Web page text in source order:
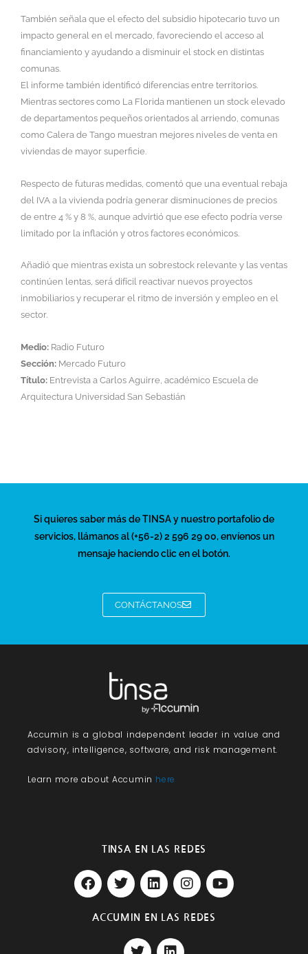
También señala que el efecto del subsidio hipotecario tuvo un
impacto general en el mercado, favoreciendo el acceso al
financiamiento y ayudando a disminuir el stock en distintas
comunas.
El informe también identificó diferencias entre territorios.
Mientras sectores como La Florida mantienen un stock elevado
de departamentos pequeños orientados al arriendo, comunas
como Calera de Tango muestran mejores niveles de venta en
viviendas de mayor superficie.
Respecto de futuras medidas, comentó que una eventual rebaja
del IVA a la vivienda podría generar disminuciones de precios
de entre 4 % y 8 %, aunque advirtió que ese efecto podría verse
limitado por la inflación y otros factores económicos.
Añadió que mientras exista un sobrestock relevante y las ventas
continúen lentas, será difícil reactivar nuevos proyectos
inmobiliarios y recuperar el ritmo de inversión y empleo en el
sector.
Medio: Radio Futuro
Sección: Mercado Futuro
Título: Entrevista a Carlos Aguirre, académico Escuela de
Arquitectura Universidad San Sebastián
Si quieres saber más de TINSA y nuestro portafolio de
servicios, llámanos al (+56-2) 2 596 29 00, envíenos un
mensaje haciendo clic en el botón.
CONTÁCTANOS
Accumin is a global independent leader in value and
advisory, intelligence, software, and risk management.
Learn more about Accumin here
TINSA EN LAS REDES
F
a
e
T
w
t
e
L
i
k
d
I
n
t
Y
o
ACCUMIN EN LAS REDES
T
L